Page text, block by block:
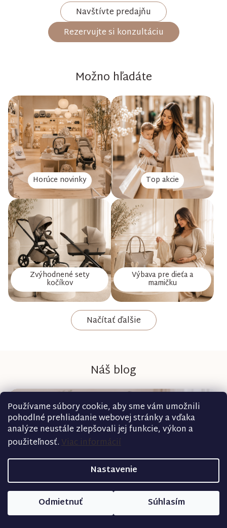
Používame súbory cookie, aby sme vám umožnili
pohodlné prehliadanie webovej stránky a vďaka
analýze neustále zlepšovali jej funkcie, výkon a
použiteľnosť.Viac informácií
Nastavenie
Odmietnuť Súhlasím
Navštívte predajňu
Rezervujte si konzultáciu
Možno hľadáte
Horúce novinky Top akcie
Zvýhodnené sety
kočíkov
Výbava pre dieťa a
mamičku
Načítať ďalšie
Náš blog
Ako správne sa starať o kočík po kúpe